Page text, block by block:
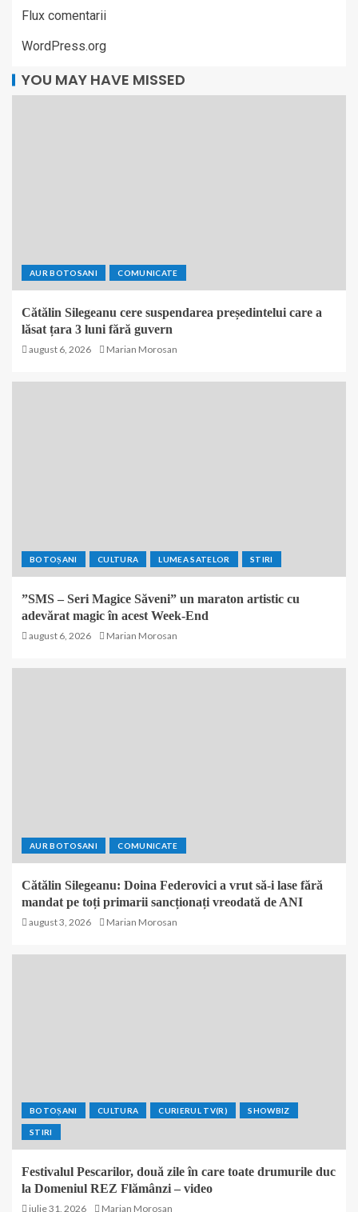
Flux comentarii
WordPress.org
YOU MAY HAVE MISSED
AUR BOTOSANI COMUNICATE
Cătălin Silegeanu cere suspendarea președintelui care a
lăsat țara 3 luni fără guvern
august 6, 2026 Marian Morosan
BOTOȘANI CULTURA LUMEA SATELOR STIRI
”SMS – Seri Magice Săveni” un maraton artistic cu
adevărat magic în acest Week-End
august 6, 2026 Marian Morosan
AUR BOTOSANI COMUNICATE
Cătălin Silegeanu: Doina Federovici a vrut să-i lase fără
mandat pe toți primarii sancționați vreodată de ANI
august 3, 2026 Marian Morosan
BOTOȘANI CULTURA CURIERUL TV(R) SHOWBIZ
STIRI
Festivalul Pescarilor, două zile în care toate drumurile duc
la Domeniul REZ Flămânzi – video
iulie 31, 2026 Marian Morosan